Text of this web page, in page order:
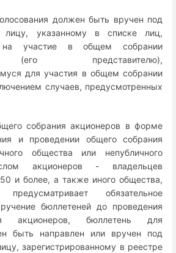
должен быть вручен под
лицу, указанному в списке лиц,
участие в общем собрании
(его представителю),
для участия в общем собрании
случаев, предусмотренных
собрания акционеров в форме
и проведении общего собрания
общества или непубличного
акционеров - владельцев
и более, а также иного общества,
обязательное
бюллетеней до проведения
акционеров, бюллетень для
быть направлен или вручен под
зарегистрированному в реестре